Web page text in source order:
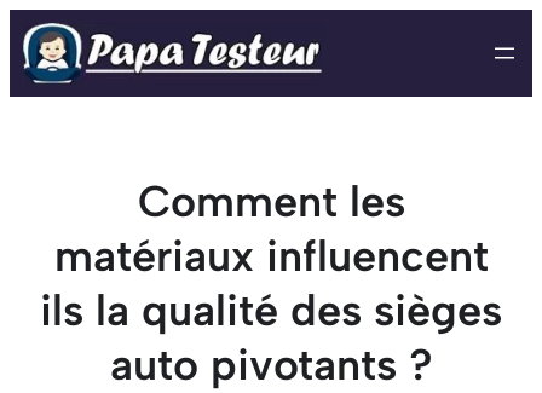
Aller
au
contenu
Comment les
matériaux influencent
ils la qualité des sièges
auto pivotants ?